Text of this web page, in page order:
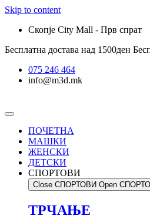
Skip to content
Скопје City Mall - Прв спрат
Бесплатна достава над 1500ден
075 246 464
info@m3d.mk
ПОЧЕТНА
МАШКИ
ЖЕНСКИ
ДЕТСКИ
СПОРТОВИ
Close СПОРТОВИ Open
ТРЧАЊЕ